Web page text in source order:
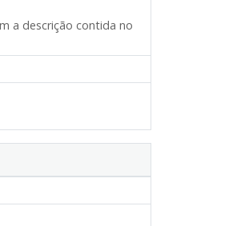
a descrição contida no